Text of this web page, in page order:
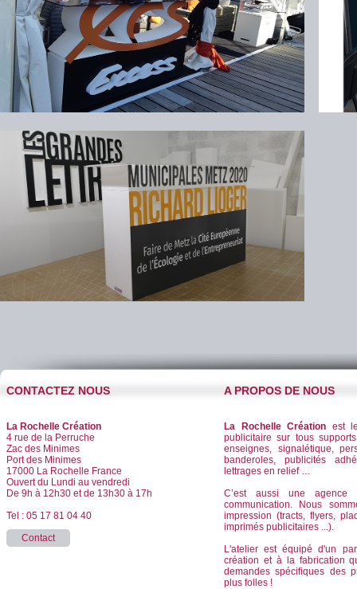
CONTACTEZ NOUS
La Rochelle Création
4 rue de la Perruche
Zac des Minimes
Port des Minimes
17000 La Rochelle France
Ouvert du Lundi au vendredi
De 9h à 12h30 et de 13h30 à 17h
Tel : 05 17 81 04 40
Contact
A PROPOS DE NOUS
La Rochelle Création est
publicitaire sur tous
enseignes, signalétique,
banderoles, publicités
lettrages en relief …
C’est aussi une
communication. Nous
impression (tracts, flyers,
imprimés publicitaires ...).
L'atelier est équipé d'un
création et à la fabrication
demandes spécifiques des
plus folles !